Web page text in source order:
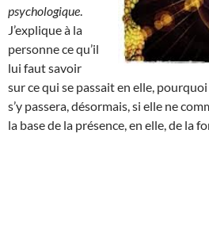
psychologique
J’explique à la
personne ce qu’il
lui faut savoir
sur ce qui se passait en elle,
s’y passera, désormais, si elle ne
la base de la présence, en elle, de la